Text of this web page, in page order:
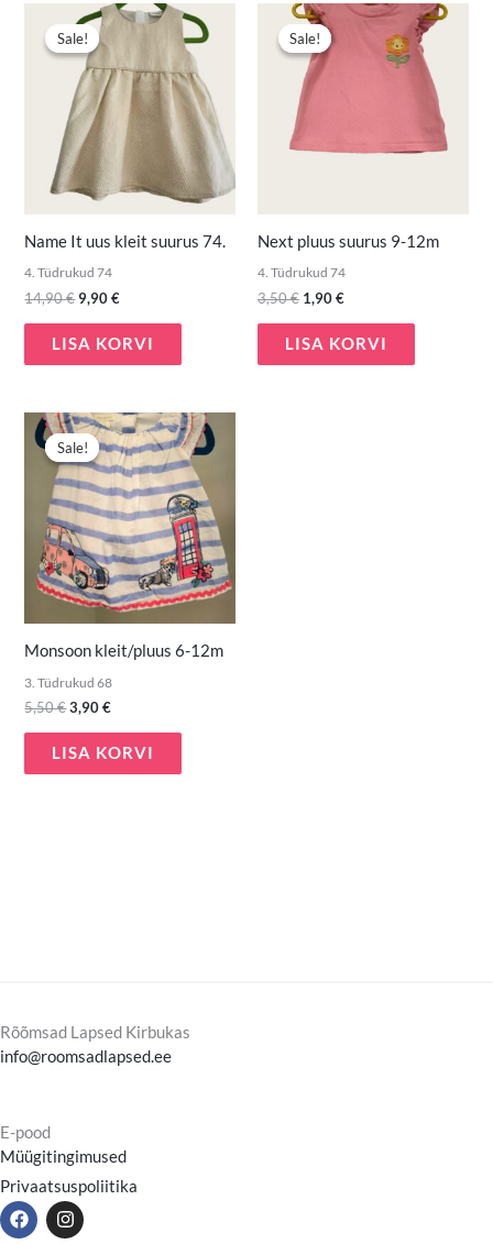
Sale!
Sale!
Name It uus kleit suurus 74.
4. Tüdrukud 74
14,90€
Algne
hind
oli:
14,90 €.
9,90€
Praegune
hind
9,90 €.
LISA KORVI
Sale!
Sale!
Next pluus suurus 9-12m
4. Tüdrukud 74
3,50€
Algne
hind
oli:
3,50 €.
1,90€
Praegune
hind
1,90 €.
LISA KORVI
Sale!
Sale!
Monsoon kleit/pluus 6-12m
3. Tüdrukud 68
5,50€
Algne
hind
oli:
5,50 €.
3,90€
Praegune
hind
on:
3,90 €.
LISA KORVI
Rõõmsad Lapsed Kirbukas
info@roomsadlapsed.ee
E-pood
Müügitingimused
Privaatsuspoliitika
F
a
I
n